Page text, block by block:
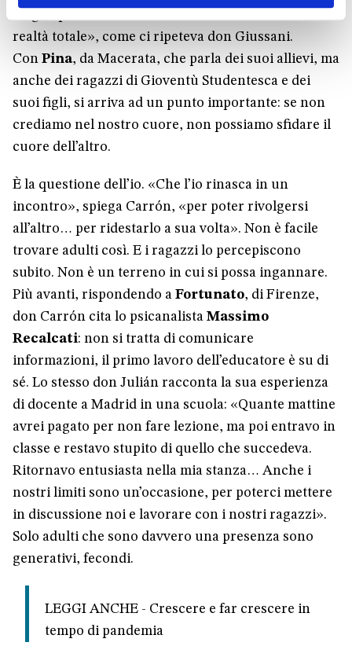
realtà totale», come ci ripeteva don Giussani.
Con Pina, da Macerata, che parla dei suoi allievi, ma
anche dei ragazzi di Gioventù Studentesca e dei
suoi figli, si arriva ad un punto importante: se non
crediamo nel nostro cuore, non possiamo sfidare il
cuore dell’altro.
È la questione dell’io. «Che l’io rinasca in un
incontro», spiega Carrón, «per poter rivolgersi
all’altro… per ridestarlo a sua volta». Non è facile
trovare adulti così. E i ragazzi lo percepiscono
subito. Non è un terreno in cui si possa ingannare.
Più avanti, rispondendo a Fortunato, di Firenze,
don Carrón cita lo psicanalista Massimo
Recalcati: non si tratta di comunicare
informazioni, il primo lavoro dell’educatore è su di
sé. Lo stesso don Julián racconta la sua esperienza
di docente a Madrid in una scuola: «Quante mattine
avrei pagato per non fare lezione, ma poi entravo in
classe e restavo stupito di quello che succedeva.
Ritornavo entusiasta nella mia stanza… Anche i
nostri limiti sono un’occasione, per poterci mettere
in discussione noi e lavorare con i nostri ragazzi».
Solo adulti che sono davvero una presenza sono
generativi, fecondi.
LEGGI ANCHE - Crescere e far crescere in
tempo di pandemia